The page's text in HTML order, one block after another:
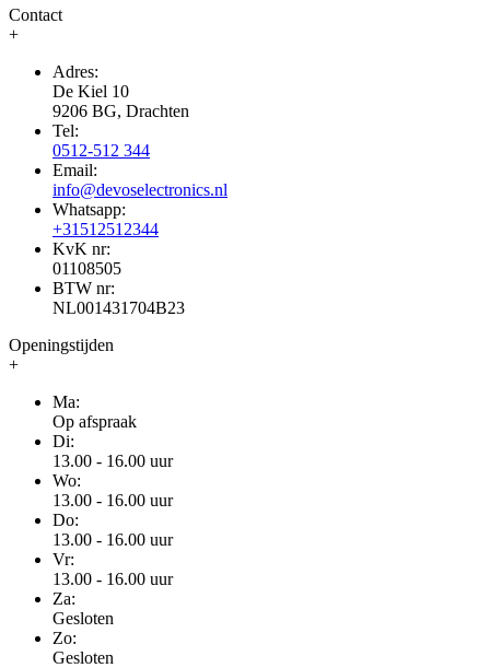
Contact
+
Adres:
De Kiel 10
9206 BG, Drachten
Tel:
0512-512 344
Email:
info@devoselectronics.nl
Whatsapp:
+31512512344
KvK nr:
01108505
BTW nr:
NL001431704B23
Openingstijden
+
Ma:
Op afspraak
Di:
13.00 - 16.00 uur
Wo:
13.00 - 16.00 uur
Do:
13.00 - 16.00 uur
Vr:
13.00 - 16.00 uur
Za:
Gesloten
Zo:
Gesloten